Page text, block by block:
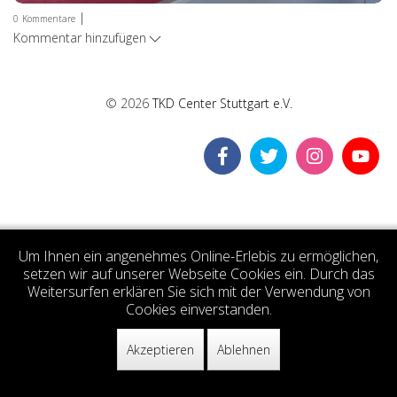
0 Kommentare |
Kommentar hinzufügen
© 2026TKD Center Stuttgart e.V.
Um Ihnen ein angenehmes Online-Erlebis zu ermöglichen,
setzen wir auf unserer Webseite Cookies ein. Durch das
Weitersurfen erklären Sie sich mit der Verwendung von
Cookies einverstanden.
Akzeptieren Ablehnen